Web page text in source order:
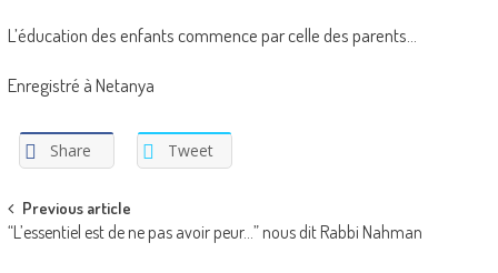
L’éducation des enfants commence par celle des parents…
Enregistré à Netanya
Share Tweet
Post
navigation
Previous article
“L’essentiel est de ne pas avoir peur…” nous dit Rabbi Nahman